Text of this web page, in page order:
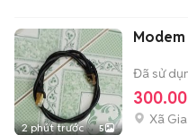
2 phút trước 5
Đã sử
Xã